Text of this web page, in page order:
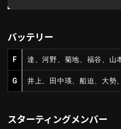
バッテリー
F 達、河野、菊地、福谷、山
G 井上、田中瑛、船迫、大勢
スターティングメンバー